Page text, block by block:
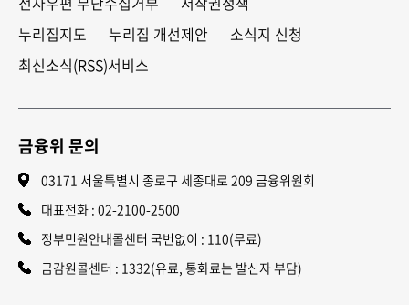
누리집지도
누리집 개선제안
소식지 신청
최신소식(RSS)서비스
금융위 문의
03171 서울특별시 종로구 세종대로 209 금융위원회
대표전화 : 02-2100-2500
정부민원안내콜센터 국번없이 : 110(무료)
금감원콜센터 : 1332(유료, 통화료는 발신자 부담)